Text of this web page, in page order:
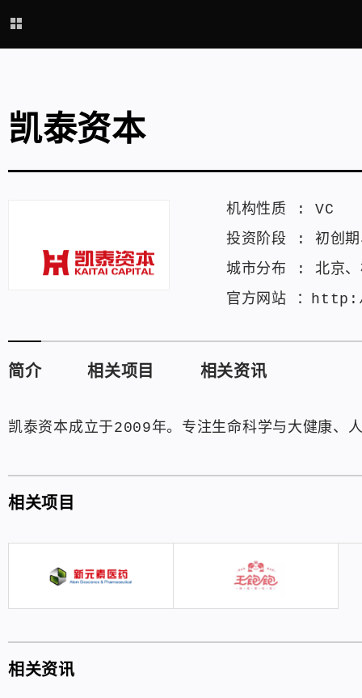
凯泰资本
机构性质 : VC
投资阶段 : 初创期
城市分布 : 北京、
官方网站 ：
简介 相关项目 相关资讯
凯泰资本成立于2009年。专注生命科学与大健康、
相关项目
相关资讯